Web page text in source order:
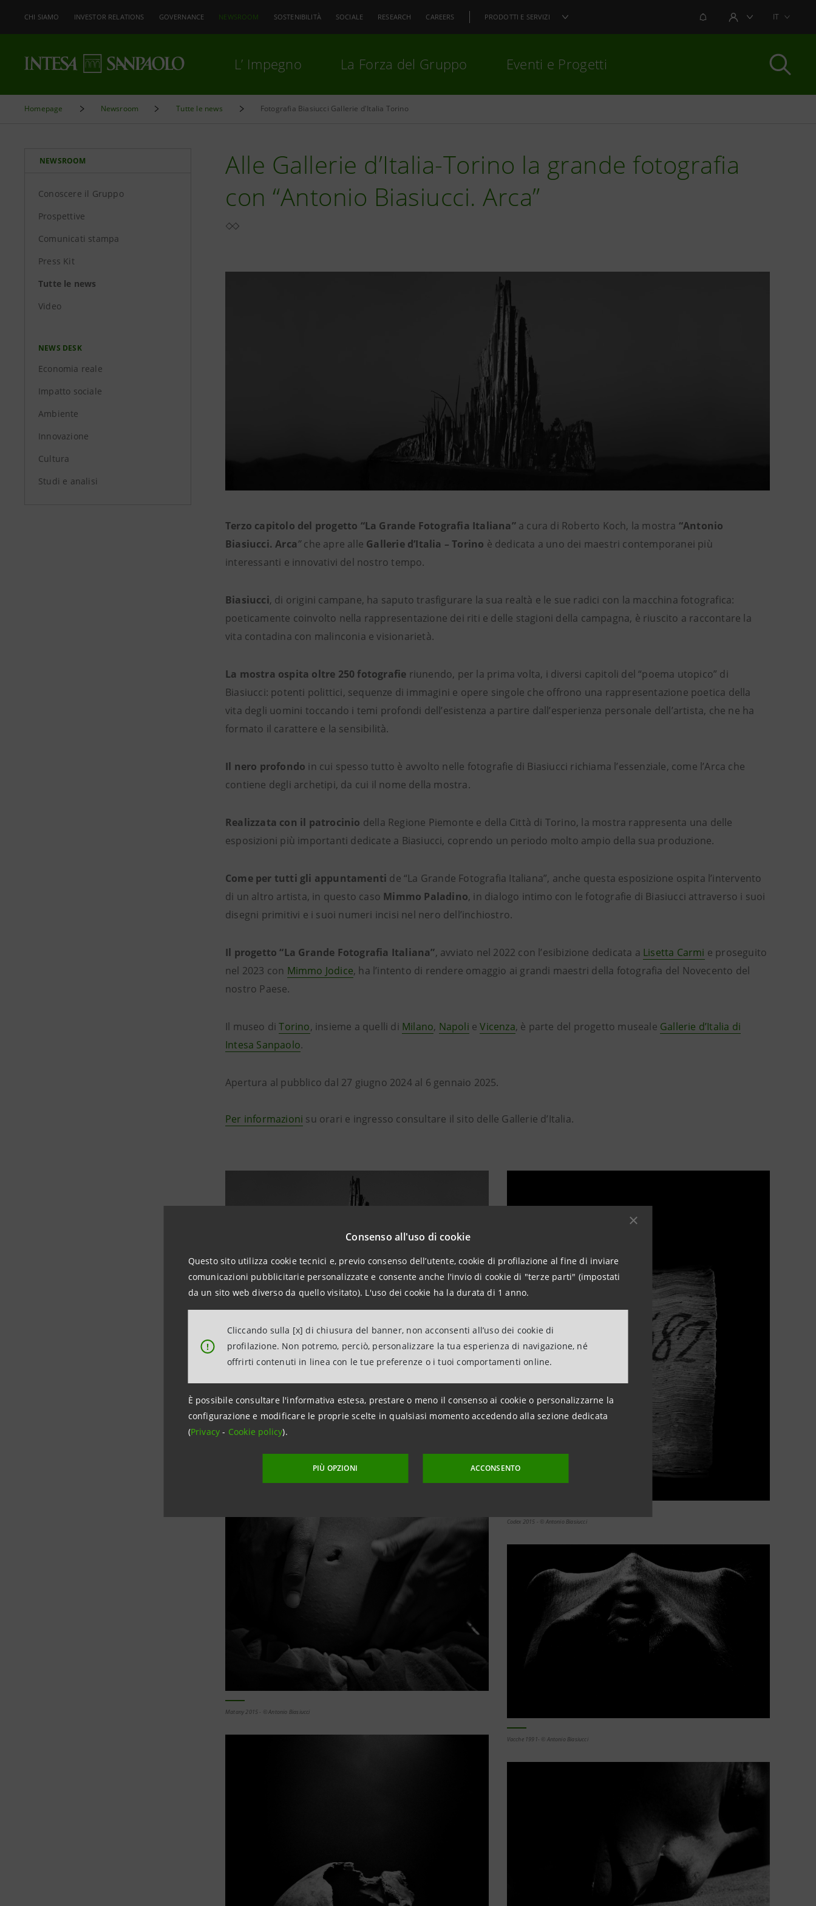
Consenso all'uso di cookie
Questo sito utilizza cookie tecnici e, previo consenso dell’utente, cookie di profilazione al fine di inviare
comunicazioni pubblicitarie personalizzate e consente anche l'invio di cookie di "terze parti" (impostati
da un sito web diverso da quello visitato). L'uso dei cookie ha la durata di 1 anno.
!
Cliccando sulla [x] di chiusura del banner, non acconsenti all’uso dei cookie di
profilazione. Non potremo, perciò, personalizzare la tua esperienza di navigazione, né
offrirti contenuti in linea con le tue preferenze o i tuoi comportamenti online.
È possibile consultare l'informativa estesa, prestare o meno il consenso ai cookie o personalizzarne la
configurazione e modificare le proprie scelte in qualsiasi momento accedendo alla sezione dedicata
(Privacy- Cookie policy).
PIÙ OPZIONI ACCONSENTO
CHI SIAMO INVESTOR RELATIONS GOVERNANCE NEWSROOM SOSTENIBILITÀ SOCIALE RESEARCH CAREERS PRODOTTI E SERVIZI NOTIFICHEAREA UTENTEIT
L’ Impegno La Forza del Gruppo Eventi e Progetti
Homepage Newsroom Tutte le news Fotografia Biasiucci Gallerie d'Italia Torino
NEWSROOM
Conoscere il Gruppo
Prospettive
Comunicati stampa
Press Kit
Tutte le news
Video
NEWS DESK
Economia reale
Impatto sociale
Ambiente
Innovazione
Cultura
Studi e analisi
Alle Gallerie d’Italia-Torino la grande fotografia
con “Antonio Biasiucci. Arca”
Terzo capitolo del progetto “La Grande Fotografia Italiana”a cura di Roberto Koch, la mostra “Antonio
Biasiucci. Arca” che apre alle Gallerie d’Italia – Torino è dedicata a uno dei maestri contemporanei più
interessanti e innovativi del nostro tempo.
Biasiucci, di origini campane, ha saputo trasfigurare la sua realtà e le sue radici con la macchina fotografica:
poeticamente coinvolto nella rappresentazione dei riti e delle stagioni della campagna, è riuscito a raccontare la
vita contadina con malinconia e visionarietà.
La mostra ospita oltre 250 fotografie riunendo, per la prima volta, i diversi capitoli del “poema utopico” di
Biasiucci: potenti polittici, sequenze di immagini e opere singole che offrono una rappresentazione poetica della
vita degli uomini toccando i temi profondi dell’esistenza a partire dall’esperienza personale dell’artista, che ne ha
formato il carattere e la sensibilità.
Il nero profondo in cui spesso tutto è avvolto nelle fotografie di Biasiucci richiama l’essenziale, come l’Arca che
contiene degli archetipi, da cui il nome della mostra.
Realizzata con il patrocinio della Regione Piemonte e della Città di Torino, la mostra rappresenta una delle
esposizioni più importanti dedicate a Biasiucci, coprendo un periodo molto ampio della sua produzione.
Come per tutti gli appuntamenti de “La Grande Fotografia Italiana”, anche questa esposizione ospita l’intervento
di un altro artista, in questo caso Mimmo Paladino, in dialogo intimo con le fotografie di Biasiucci attraverso i suoi
disegni primitivi e i suoi numeri incisi nel nero dell’inchiostro.
Il progetto “La Grande Fotografia Italiana”, avviato nel 2022 con l’esibizione dedicata a Lisetta Carmi e proseguito
nel 2023 con Mimmo Jodice, ha l’intento di rendere omaggio ai grandi maestri della fotografia del Novecento del
nostro Paese.
Il museo diTorino, insieme a quelli di Milano, Napoli eVicenza, è parte del progetto museale Gallerie d’Italia di
Intesa Sanpaolo.
Apertura al pubblico dal 27 giugno 2024 al 6 gennaio 2025.
Per informazioni su orari e ingresso consultare il sito delle Gallerie d’Italia.
Codex 2015 - © Antonio Biasiucci
Matany 2015 - © Antonio Biasiucci
Vacche 1991- © Antonio Biasiucci